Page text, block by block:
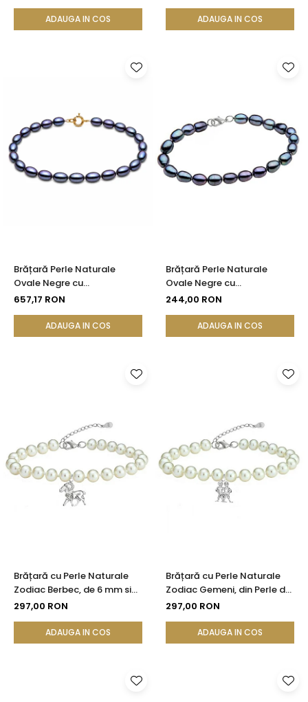
ADAUGA IN COS ADAUGA IN COS
Brățară Perle Naturale
Ovale Negre cu
Închizătoare din Aur 14K |
657,17 RON
ADAUGA IN COS
Brățară Perle Naturale
Ovale Negre cu
Închizătoare din Argint 925 |
244,00 RON
ADAUGA IN COS
Brățară cu Perle Naturale
Zodiac Berbec, de 6 mm si
Argint
297,00 RON
ADAUGA IN COS
Brățară cu Perle Naturale
Zodiac Gemeni, din Perle de
6 mm cu Argint 925
297,00 RON
ADAUGA IN COS